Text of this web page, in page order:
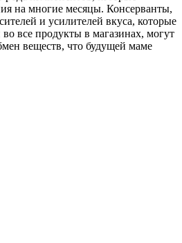
на многие месяцы. Консерванты,
и усилителей вкуса, которые
все продукты в магазинах, могут
веществ, что будущей маме